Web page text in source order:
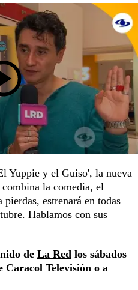
Yuppie y el Guiso', la nueva
la comedia, el
estrenará en todas
Hablamos con sus
de La Red los sábados
Caracol Televisión o a